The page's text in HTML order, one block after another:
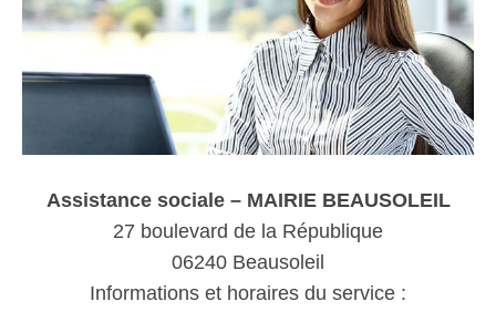
Assistance sociale – MAIRIE BEAUSOLEIL
27 boulevard de la République
06240 Beausoleil
Informations et horaires du service :